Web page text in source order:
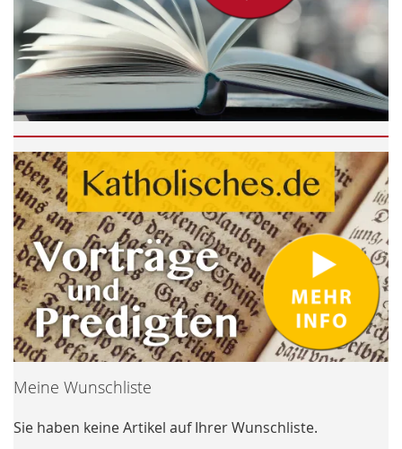
Meine Wunschliste
Sie haben keine Artikel auf Ihrer Wunschliste.